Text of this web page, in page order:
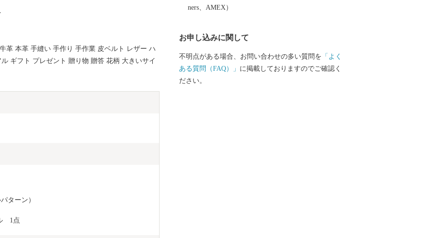
革 本革 手縫い 手作り 手作業 皮ベルト レザー ハ
ギフト プレゼント 贈り物 贈答 花柄 大きいサイ
ターン）
　1点
ners、AMEX）
お申し込みに関して
不明点がある場合、お問い合わせの多い質問を 「よく
ある質問（FAQ）」 に掲載しておりますのでご確認く
ださい。